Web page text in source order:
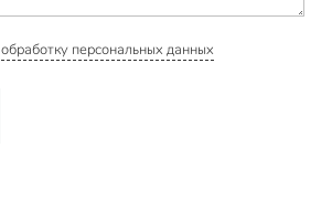
обработку персональных данных